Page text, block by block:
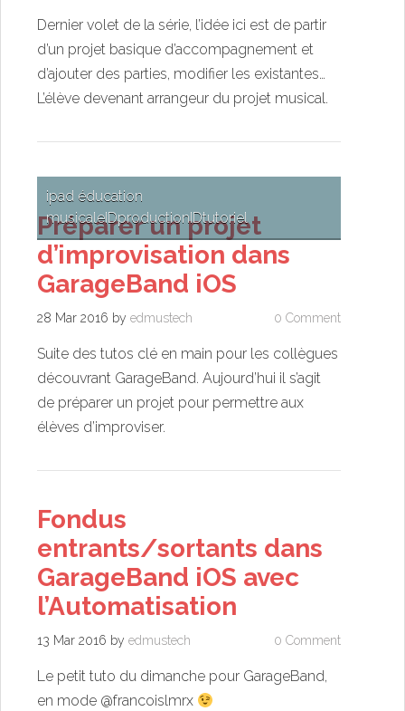
Dernier volet de la série, l’idée ici est de partir
d’un projet basique d’accompagnement et
d’ajouter des parties, modifier les existantes…
L’élève devenant arrangeur du projet musical.
ipad éducation
musicaleIDproductionIDtutoriel
Préparer un projet
d’improvisation dans
GarageBand iOS
28 Mar 2016 by edmustech 0 Comment
Suite des tutos clé en main pour les collègues
découvrant GarageBand. Aujourd’hui il s’agit
de préparer un projet pour permettre aux
élèves d’improviser.
Fondus
entrants/sortants dans
GarageBand iOS avec
l’Automatisation
13 Mar 2016 by edmustech 0 Comment
Le petit tuto du dimanche pour GarageBand,
en mode @francoislmrx